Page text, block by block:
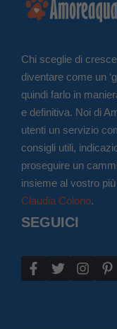
Chi sceglie di
diventare come un
quindi farlo in
e definitiva. Noi di
utenti un servizio
consigli utili,
proseguire un
insieme al vostro
Claudia Colono.
SEGUICI